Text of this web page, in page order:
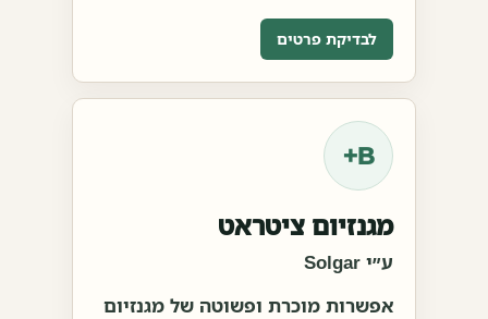
לבדיקת פרטים
B+
מגנזיום ציטראט
ע״י Solgar
אפשרות מוכרת ופשוטה של מגנזיום